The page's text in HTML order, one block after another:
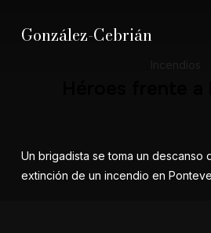
González-Cebrián
Un brigadista se toma un descanso
extinción de un incendio en